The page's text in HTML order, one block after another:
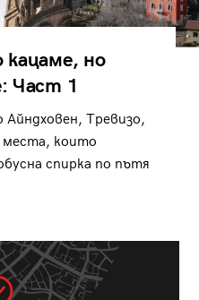
но
Част 1
Тревизо,
които
спирка по пътя